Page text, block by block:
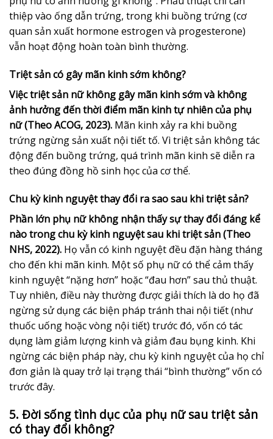
thiệp vào ống dẫn trứng, trong khi buồng trứng (cơ
quan sản xuất hormone estrogen và progesterone)
vẫn hoạt động hoàn toàn bình thường.
Triệt sản có gây mãn kinh sớm không?
Việc triệt sản nữ không gây mãn kinh sớm và không
ảnh hưởng đến thời điểm mãn kinh tự nhiên của phụ
nữ (Theo ACOG, 2023). Mãn kinh xảy ra khi buồng
trứng ngừng sản xuất nội tiết tố. Vì triệt sản không tác
động đến buồng trứng, quá trình mãn kinh sẽ diễn ra
theo đúng đồng hồ sinh học của cơ thể.
Chu kỳ kinh nguyệt thay đổi ra sao sau khi triệt sản?
Phần lớn phụ nữ không nhận thấy sự thay đổi đáng kể
nào trong chu kỳ kinh nguyệt sau khi triệt sản (Theo
NHS, 2022). Họ vẫn có kinh nguyệt đều đặn hàng tháng
cho đến khi mãn kinh. Một số phụ nữ có thể cảm thấy
kinh nguyệt “nặng hơn” hoặc “đau hơn” sau thủ thuật.
Tuy nhiên, điều này thường được giải thích là do họ đã
ngừng sử dụng các biện pháp tránh thai nội tiết (như
thuốc uống hoặc vòng nội tiết) trước đó, vốn có tác
dụng làm giảm lượng kinh và giảm đau bụng kinh. Khi
ngừng các biện pháp này, chu kỳ kinh nguyệt của họ chỉ
đơn giản là quay trở lại trạng thái “bình thường” vốn có
trước đây.
5. Đời sống tình dục của phụ nữ sau triệt sản
có thay đổi không?